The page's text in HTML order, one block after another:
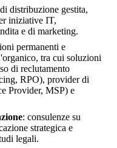
distribuzione gestita,
iniziative IT,
e di marketing.
permanenti e
tra cui soluzioni
di reclutamento
RPO), provider di
Provider, MSP) e
: consulenze su
strategica e
legali.